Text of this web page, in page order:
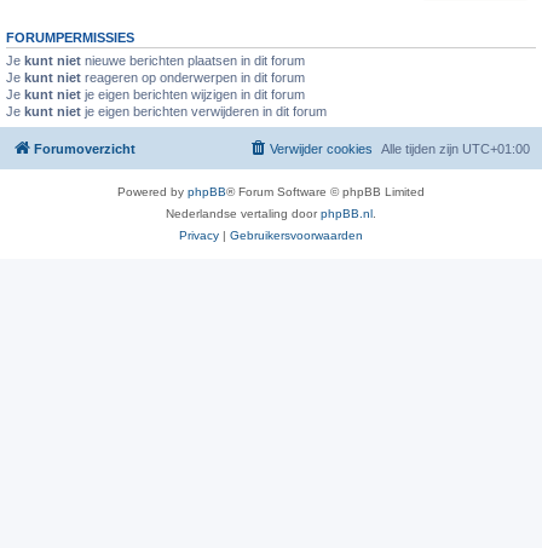
FORUMPERMISSIES
Je kunt niet nieuwe berichten plaatsen in dit forum
Je kunt niet reageren op onderwerpen in dit forum
Je kunt niet je eigen berichten wijzigen in dit forum
Je kunt niet je eigen berichten verwijderen in dit forum
Forumoverzicht Alle tijden zijn UTC+01:00
Verwijder cookies
Powered by phpBB® Forum Software © phpBB Limited
Nederlandse vertaling doorphpBB.nl
Privacy | Gebruikersvoorwaarden